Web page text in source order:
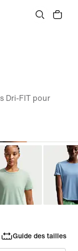
Dri-FIT pour
Guide des tailles